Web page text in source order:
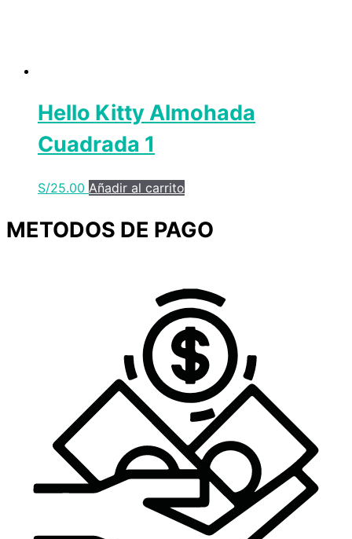
Hello Kitty Almohada
Cuadrada 1
S/25.00 Añadir al carrito
METODOS DE PAGO